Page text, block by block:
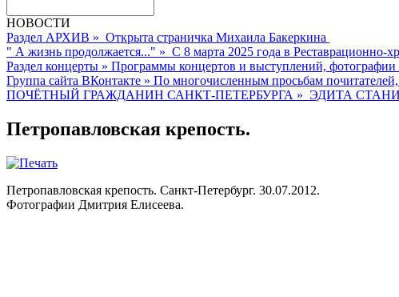
НОВОСТИ
Раздел АРХИВ » Открыта страничка Михаила Бакеркина
" А жизнь продолжается..." » С 8 марта 2025 года в Реставрационно-
Раздел концерты » Программы концертов и выступлений, фотографии
Группа сайта ВКонтакте » По многочисленным просьбам
ПОЧЁТНЫЙ ГРАЖДАНИН САНКТ-ПЕТЕРБУРГА » ЭДИТА
Петропавловская крепость.
Петропавловская крепость. Санкт-Петербург. 30.07.2012.
Фотографии Дмитрия Елисеева.